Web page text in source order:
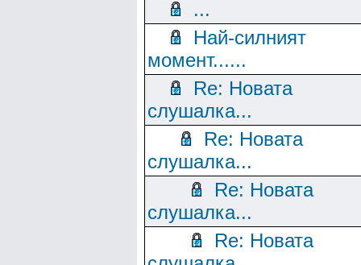
...
Най-силният
момент......
Re: Новата
слушалка...
Re: Новата
слушалка...
Re: Новата
слушалка...
Re: Новата